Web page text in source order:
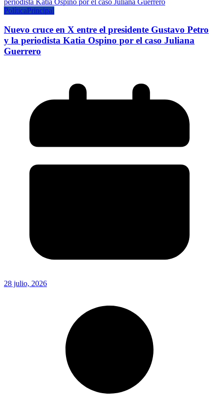
PolíticaPrincipal
Nuevo cruce en X entre el presidente Gustavo Petro
y la periodista Katia Ospino por el caso Juliana
Guerrero
28 julio, 2026